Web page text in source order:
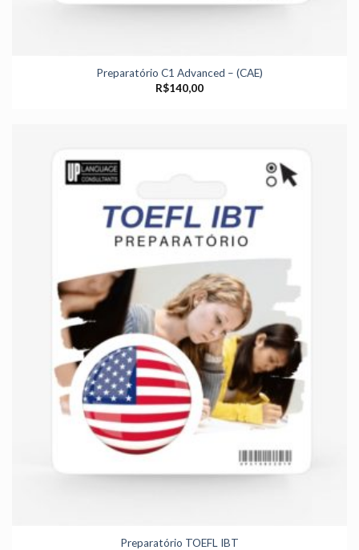
Preparatório C1 Advanced – (CAE)
R$140,00
Preparatório TOEFL IBT